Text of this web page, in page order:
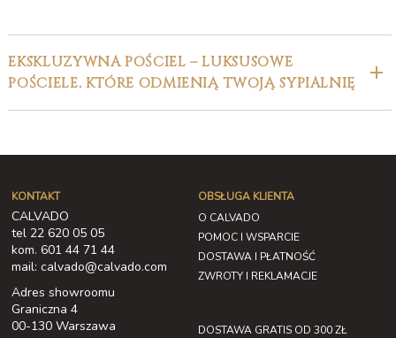
EKSKLUZYWNA POŚCIEL – LUKSUSOWE
POŚCIELE, KTÓRE ODMIENIĄ TWOJĄ SYPIALNIĘ
KONTAKT
CALVADO
tel 22 620 05 05
kom. 601 44 71 44
mail: calvado@calvado.com
Adres showroomu
Graniczna 4
00-130 Warszawa
OBSŁUGA KLIENTA
O CALVADO
POMOC I WSPARCIE
DOSTAWA I PŁATNOŚĆ
ZWROTY I REKLAMACJE
DOSTAWA GRATIS OD 300 ZŁ